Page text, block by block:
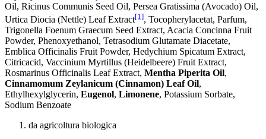
Oil, Ricinus Communis Seed Oil, Persea Gratissima (Avocado) Oil,
Urtica Diocia (Nettle) Leaf Extract[1], Tocopherylacetat, Parfum,
Trigonella Foenum Graecum Seed Extract, Acacia Concinna Fruit
Powder, Phenoxyethanol, Tetrasodium Glutamate Diacetate,
Emblica Officinalis Fruit Powder, Hedychium Spicatum Extract,
Citricacid, Vaccinium Myrtillus (Heidelbeere) Fruit Extract,
Rosmarinus Officinalis Leaf Extract, Mentha Piperita Oil,
Cinnamomum Zeylanicum (Cinnamon) Leaf Oil,
Ethylhexylglycerin, Eugenol, Limonene, Potassium Sorbate,
Sodium Benzoate
da agricoltura biologica